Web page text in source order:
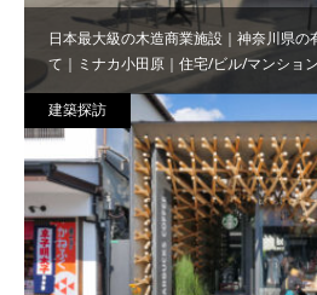
日本最大級の木造商業施設｜神奈川県
て｜ミナカ小田原｜住宅/ビル/マンショ
建築探訪